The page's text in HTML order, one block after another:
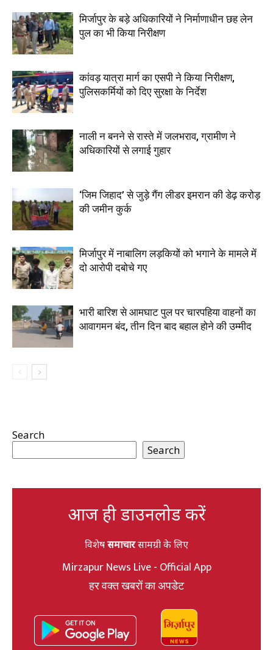
मिर्जापुर के बड़े अधिकारियों ने निर्माणाधीन छह लेन
पुल का भी किया निरीक्षण
कांवड़ यात्रा मार्ग का एसपी ने किया निरीक्षण,
पुलिसकर्मियों को दिए सुरक्षा के निर्देश
नाली न बनने से रास्ते में जलभराव, ग्रामीण ने
अधिकारियों से लगाई गुहार
‘जिम जिहाद’ से जुड़े गैंग लीडर इमरान की डेढ़ करोड़
की जमीन कुर्क
मिर्जापुर में नाबालिग लड़कियों को भगाने के मामले में
दो आरोपी दबोचे गए
भारी बारिश से आमघाट पुल पर चारपहिया वाहनों का
आवागमन बंद, तीन दिन बाद बहाल होने की उम्मीद
Search
Search
आज ही डाउनलोड करें
विशेषसमाचारसामग्री के लिए
Mirzapur News Live - Official App
हर वक्त खबरों का अपडेट